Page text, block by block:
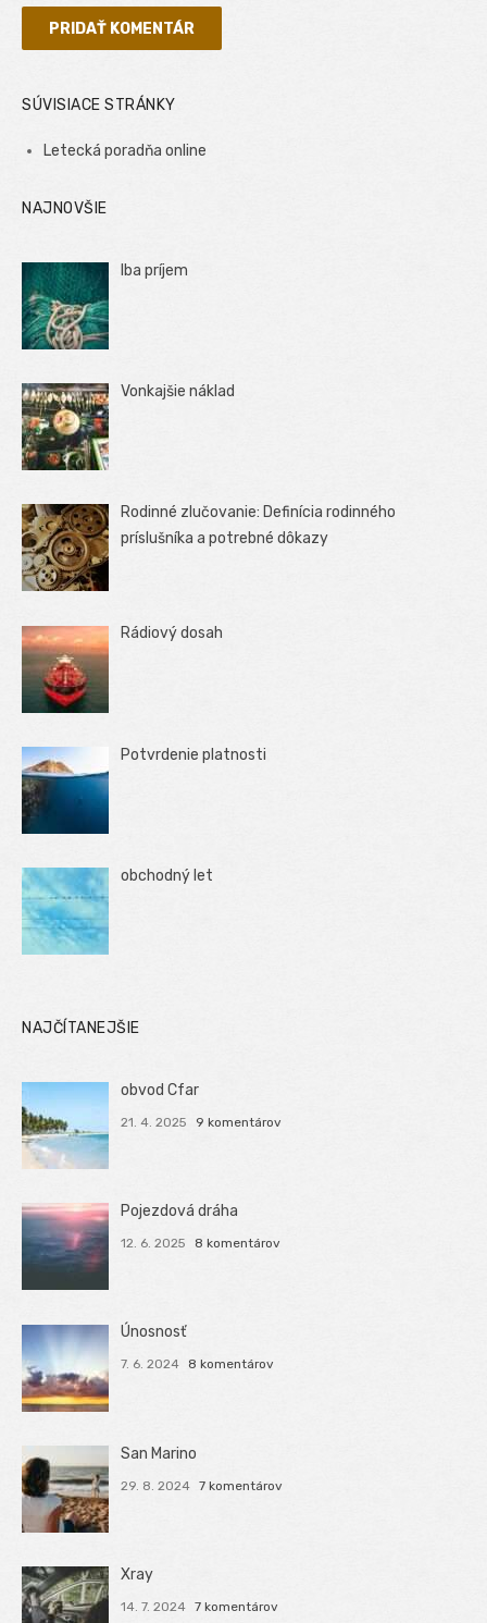
SÚVISIACE STRÁNKY
Letecká poradňa online
NAJNOVŠIE
Iba príjem
Vonkajšie náklad
Rodinné zlučovanie: Definícia rodinného
príslušníka a potrebné dôkazy
Rádiový dosah
Potvrdenie platnosti
obchodný let
NAJČÍTANEJŠIE
obvod Cfar
21. 4. 2025 9 komentárov
Pojezdová dráha
12. 6. 2025 8 komentárov
Únosnosť
7. 6. 2024 8 komentárov
San Marino
29. 8. 2024 7 komentárov
Xray
14. 7. 2024 7 komentárov